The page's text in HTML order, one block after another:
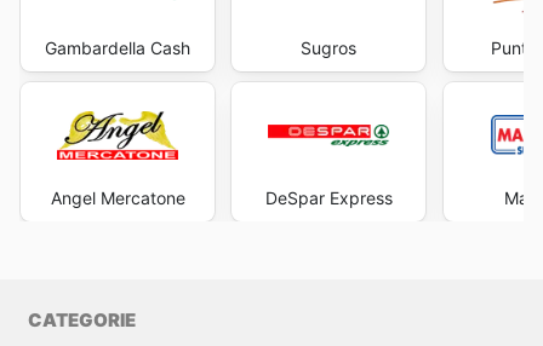
Gambardella Cash
Angel Mercatone
Sugros
DeSpar Express
Punto
CATEGORIE